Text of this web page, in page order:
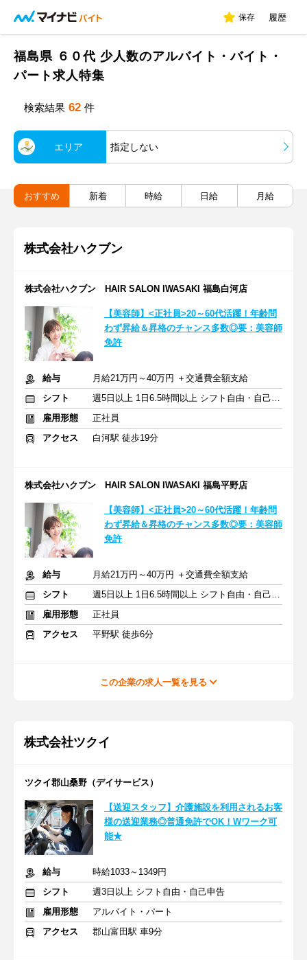
保存 履歴
福島県 ６０代 少人数のアルバイト・バイト・
パート求人特集
検索結果 62 件
エリア 指定しない
おすすめ 新着 時給 日給 月給
株式会社ハクブン
株式会社ハクブン HAIR SALON IWASAKI 福島白河店
【美容師】<正社員>20～60代活躍！年齢問
わず昇給＆昇格のチャンス多数◎要：美容師
免許
給与
月給21万円～40万円 ＋交通費全額支給
シフト
週5日以上 1日6.5時間以上 シフト自由・自己申告
雇用形態
正社員
アクセス
白河駅 徒歩19分
株式会社ハクブン HAIR SALON IWASAKI 福島平野店
【美容師】<正社員>20～60代活躍！年齢問
わず昇給＆昇格のチャンス多数◎要：美容師
免許
給与
月給21万円～40万円 ＋交通費全額支給
シフト
週5日以上 1日6.5時間以上 シフト自由・自己申告
雇用形態
正社員
アクセス
平野駅 徒歩6分
この企業の求人一覧を見る
株式会社ツクイ
ツクイ郡山桑野（デイサービス）
【送迎スタッフ】介護施設を利用されるお客
様の送迎業務◎普通免許でOK！Wワーク可
能★
給与
時給1033～1349円
シフト
週3日以上 シフト自由・自己申告
雇用形態
アルバイト・パート
アクセス
郡山富田駅 車9分